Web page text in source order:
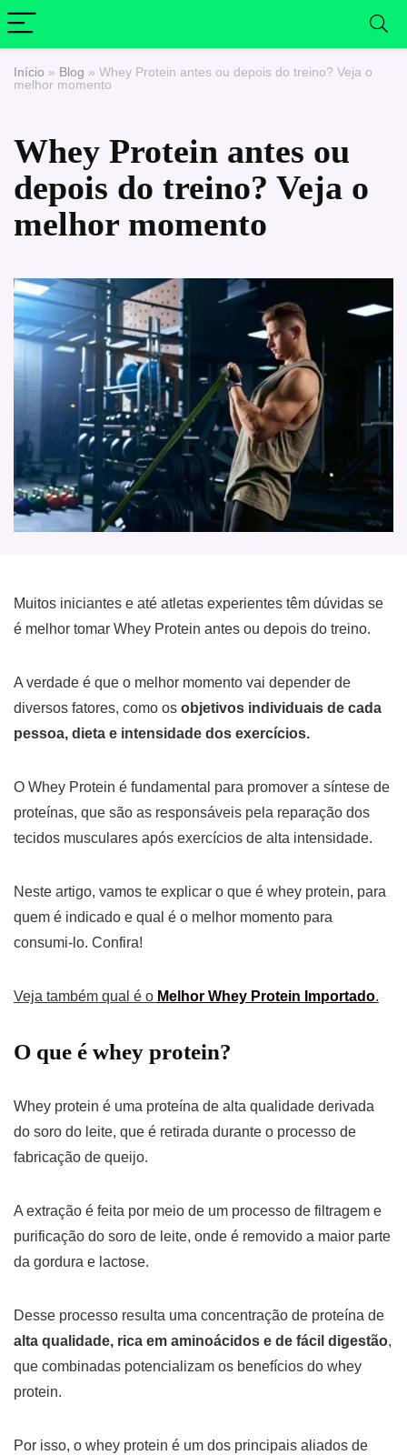
Início » Blog » Whey Protein antes ou depois do treino? Veja o
melhor momento
Whey Protein antes ou
depois do treino? Veja o
melhor momento
Muitos iniciantes e até atletas experientes têm dúvidas se
é melhor tomar Whey Protein antes ou depois do treino.
A verdade é que o melhor momento vai depender de
diversos fatores, como os objetivos individuais de cada
pessoa, dieta e intensidade dos exercícios.
O Whey Protein é fundamental para promover a síntese de
proteínas, que são as responsáveis pela reparação dos
tecidos musculares após exercícios de alta intensidade.
Neste artigo, vamos te explicar o que é whey protein, para
quem é indicado e qual é o melhor momento para
consumi-lo. Confira!
Veja também qual é o Melhor Whey Protein Importado.
O que é whey protein?
Whey protein é uma proteína de alta qualidade derivada
do soro do leite, que é retirada durante o processo de
fabricação de queijo.
A extração é feita por meio de um processo de filtragem e
purificação do soro de leite, onde é removido a maior parte
da gordura e lactose.
Desse processo resulta uma concentração de proteína de
alta qualidade, rica em aminoácidos e de fácil digestão,
que combinadas potencializam os benefícios do whey
protein.
Por isso, o whey protein é um dos principais aliados de